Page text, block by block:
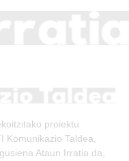
proiektu
Komunikazio Taldea,
Ataun Irratia da,